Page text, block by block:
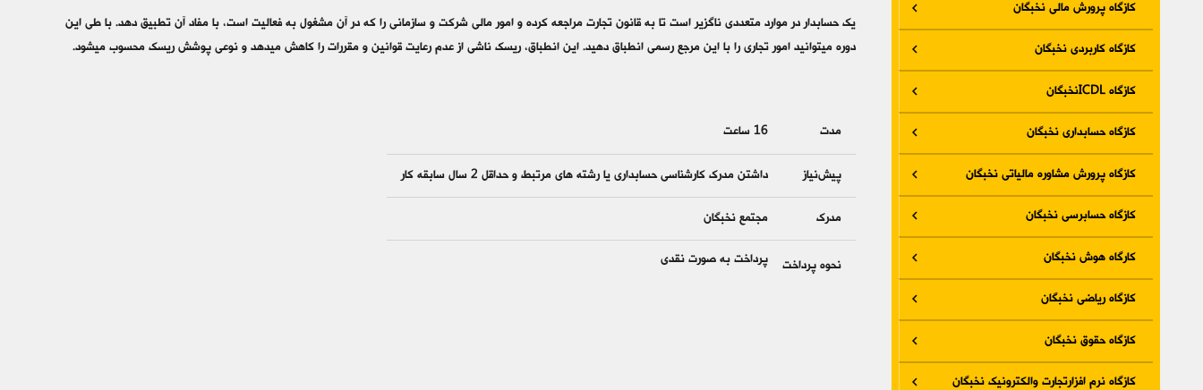
کازگاه پرورش مالی نخبگان
کازگاه کاربردی نخبگان
کازگاه ICDLنخبگان
کازگاه حسابداری نخبگان
کازگاه پرورش مشاوره مالیاتی نخبگان
کازگاه حسابرسی نخبگان
کارگاه هوش نخبگان
کازگاه ریاضی نخبگان
کازگاه حقوق نخبگان
کازگاه نرم افزارتجارت والکترونیک نخبگان
یک حسابدار در موارد متعددی ناگزیر است تا به قانون تجارت مراجعه کرده و امور مالی شرکت و سازمانی را که در آن مشغول به فعالیت است، با مفاد آن تطبیق دهد. با طی این
دوره می­‎توانید امور تجاری را با این مرجع رسمی انطباق دهید. این انطباق، ریسک ناشی از عدم رعایت قوانین و مقررات را کاهش می­‎دهد و نوعی پوشش ریسک محسوب می­‎شود.
مدت 16 ساعت
پیش‌نیاز داشتن مدرک کارشناسی حسابداری یا رشته های مرتبط و حداقل 2 سال سابقه کار
مدرک مجتمع نخبگان
نحوه پرداخت پرداخت به صورت نقدی